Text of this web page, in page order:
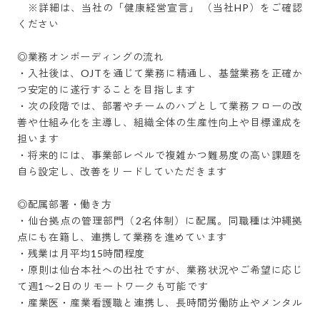
※詳細は、当社の「健康経営宣言」 （当社HP）をご確認
ください
◎業務オンボーディングの流れ
・入社後は、OJTを通じて業務に精通し、基盤業務を正確か
つ安定的に遂行することを目指します
・次の段階では、部署やチームのハブとして業務フローの改
善や仕組み化を主導し、組織全体の生産性向上や目標達成を
担います
・将来的には、事業部レベルで複雑かつ難易度の高い課題を
自ら設定し、改善をリードしていただきます
◎配属部署・働き方
・仙台拠点の管理部門（2名体制）に配属。同職種は沖縄拠
点にも在籍し、連携して業務を進めています
・残業は月平均15時間程度
・原則は仙台本社への出社ですが、業務状況やご希望に応じ
て週1〜2日のリモートワークも可能です
・産業医・産業看護職と連携し、長時間労働防止やメンタル